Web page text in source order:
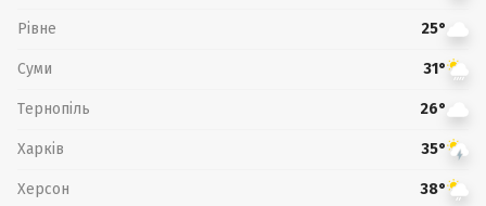
Рівне 25°
Суми 31°
Тернопіль 26°
Харків 35°
Херсон 38°